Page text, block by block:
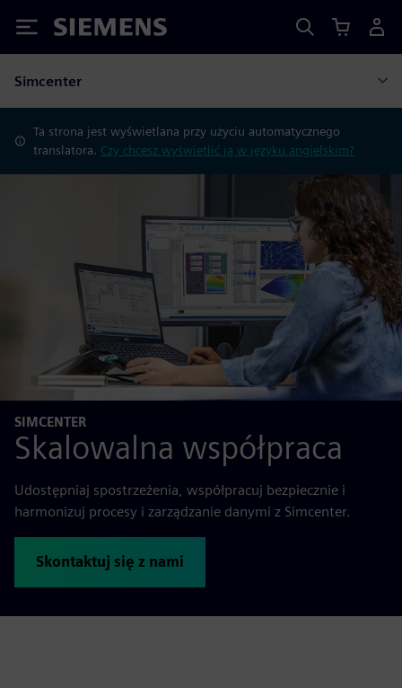
Siemens
Simcenter
Ta strona jest wyświetlana przy użyciu automatycznego
translatora. Czy chcesz wyświetlić ją w języku angielskim?
SIMCENTER
Skalowalna współpraca
Udostępniaj spostrzeżenia, współpracuj bezpiecznie i
harmonizuj procesy i zarządzanie danymi z Simcenter.
Skontaktuj się z nami